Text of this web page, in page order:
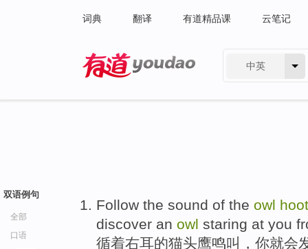
词典 翻译 有道精品课 云笔记
中英
双语例句
全部
口语
Follow the sound of the owl hoot
discover an owl staring at you
循着右耳的猫头鹰鸣叫 ， 你就会